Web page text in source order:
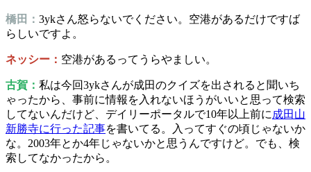
橋田： 3ykさん怒らないでください。空港があるだけですば
らしいですよ。
ネッシー： 空港があるってうらやましい。
古賀： 私は今回3ykさんが成田のクイズを出されると聞いち
ゃったから、事前に情報を入れないほうがいいと思って検索
してないんだけど、デイリーポータルで10年以上前に 成田山
新勝寺に行った記事を書いてる。入ってすぐの頃じゃないか
な。2003年とか4年じゃないかと思うんですけど。でも、検
索してなかったから。